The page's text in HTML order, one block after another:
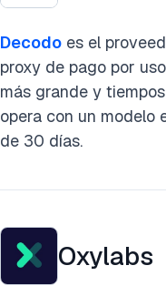
Decodo es el
proxy de pago por
más grande y
opera con un
de 30 días.
Oxylabs